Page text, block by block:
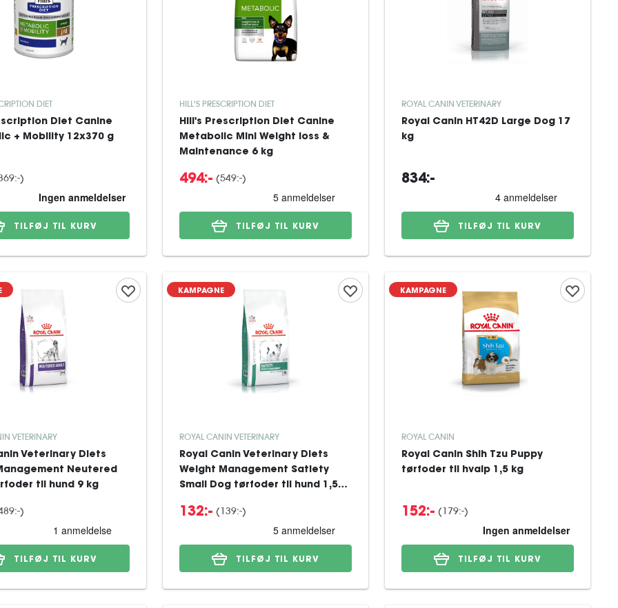
DIET
Diet Canine
+ Mobility 12x370 g
)
TILFØJ TIL KURV
HILL'S PRESCRIPTION DIET
Hill's Prescription Diet Canine
Metabolic Mini Weight loss &
Maintenance 6 kg
494:- (549:-)
TILFØJ TIL KURV
ROYAL CANIN VETERINARY
Royal Canin HT42D Large Dog 17
kg
834:-
TILFØJ TIL KURV
VETERINARY
Veterinary Diets
Neutered
til hund 9 kg
)
TILFØJ TIL KURV
KAMPAGNE
ROYAL CANIN VETERINARY
Royal Canin Veterinary Diets
Weight Management Satiety
Small Dog tørfoder til hund 1,5
132:- (139:-)
TILFØJ TIL KURV
KAMPAGNE
ROYAL CANIN
Royal Canin Shih Tzu Puppy
tørfoder til hvalp 1,5 kg
152:- (179:-)
TILFØJ TIL KURV